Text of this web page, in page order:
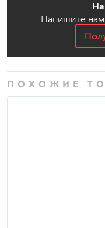
Напишите нам
ПОХОЖИЕ